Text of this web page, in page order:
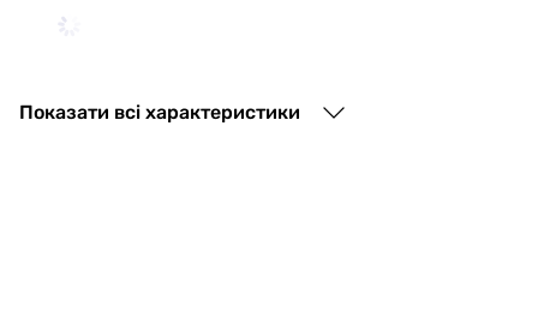
3 496
Показати всі характеристики